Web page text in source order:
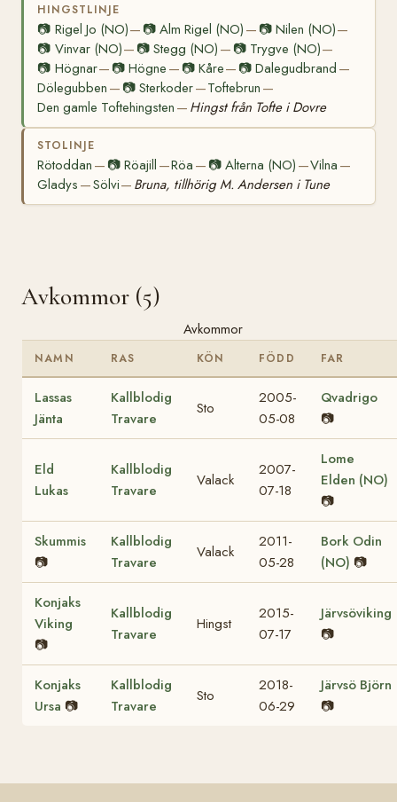
HINGSTLINJE
📷 Rigel Jo (NO)— 📷Alm Rigel (NO) — 📷 Nilen (NO)—
📷 Vinvar (NO)— 📷Stegg (NO) — 📷 Trygve (NO)—
📷 Högnar— 📷Högne — 📷 Kåre— 📷 Dalegudbrand —
Dölegubben — 📷Sterkoder—Toftebrun —
Den gamle Toftehingsten — Hingst från Tofte i Dovre
STOLINJE
Rötoddan — 📷Röajill —Röa — 📷Alterna (NO) —Vilna —
Gladys —Sölvi— Bruna, tillhörig M. Andersen i Tune
Avkommor (5)
Avkommor
NAMN RAS KÖN FÖDD FAR
Lassas
Jänta
Kallblodig
Travare
Sto
2005-
05-08
Qvadrigo
📷
Eld
Lukas
Kallblodig
Travare
Valack
2007-
07-18
Lome
Elden (NO)
📷
Skummis
📷
Kallblodig
Travare
Valack
2011-
05-28
Bork Odin
(NO) 📷
Konjaks
Viking
📷
Kallblodig
Travare
Hingst
2015-
07-17
Järvsöviking
📷
Konjaks
Ursa 📷
Kallblodig
Travare
Sto
2018-
06-29
Järvsö Björn
📷